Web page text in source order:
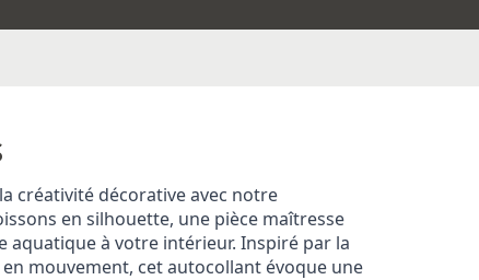
créativité décorative avec notre
en silhouette, une pièce maîtresse
aquatique à votre intérieur. Inspiré par la
mouvement, cet autocollant évoque une